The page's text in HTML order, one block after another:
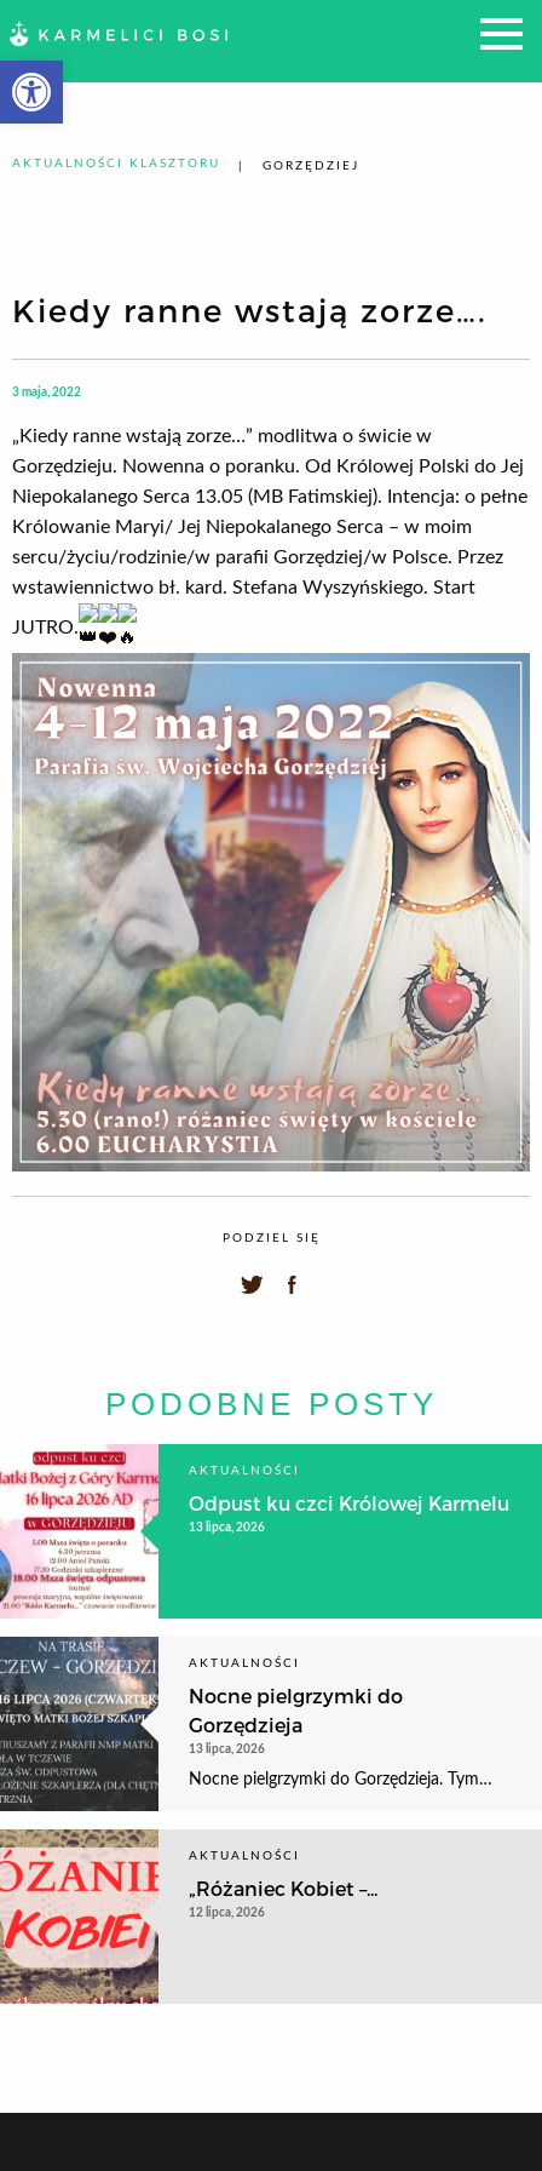
Otwórz pasek narzędzi
AKTUALNOŚCI KLASZTORU GORZĘDZIEJ
Kiedy ranne wstają zorze….
3 maja, 2022
„Kiedy ranne wstają zorze…” modlitwa o świcie w
Gorzędzieju. Nowenna o poranku. Od Królowej Polski do Jej
Niepokalanego Serca 13.05 (MB Fatimskiej). Intencja: o pełne
Królowanie Maryi/ Jej Niepokalanego Serca – w moim
sercu/życiu/rodzinie/w parafii Gorzędziej/w Polsce. Przez
wstawiennictwo bł. kard. Stefana Wyszyńskiego. Start
JUTRO.
PODZIEL SIĘ
PODOBNE POSTY
AKTUALNOŚCI
Odpust ku czci Królowej Karmelu
13 lipca, 2026
AKTUALNOŚCI
Nocne pielgrzymki do
Gorzędzieja
13 lipca, 2026
Nocne pielgrzymki do Gorzędzieja. Tym…
AKTUALNOŚCI
„Różaniec Kobiet –...
12 lipca, 2026